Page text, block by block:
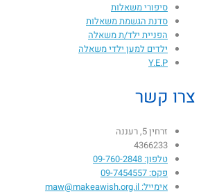
סיפורי משאלות
סדנת הגשמת משאלות
הפניית ילד/ת משאלה
ילדים למען ילדי משאלה
Y.E.P
צרו קשר
זרחין 5, רעננה
4366233
טלפון: 09-760-2848
פקס: 09-7454557
אימייל: maw@makeawish.org.il